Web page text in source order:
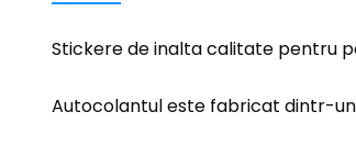
Stickere de inalta calitate pentru
Autocolantul este fabricat dintr-